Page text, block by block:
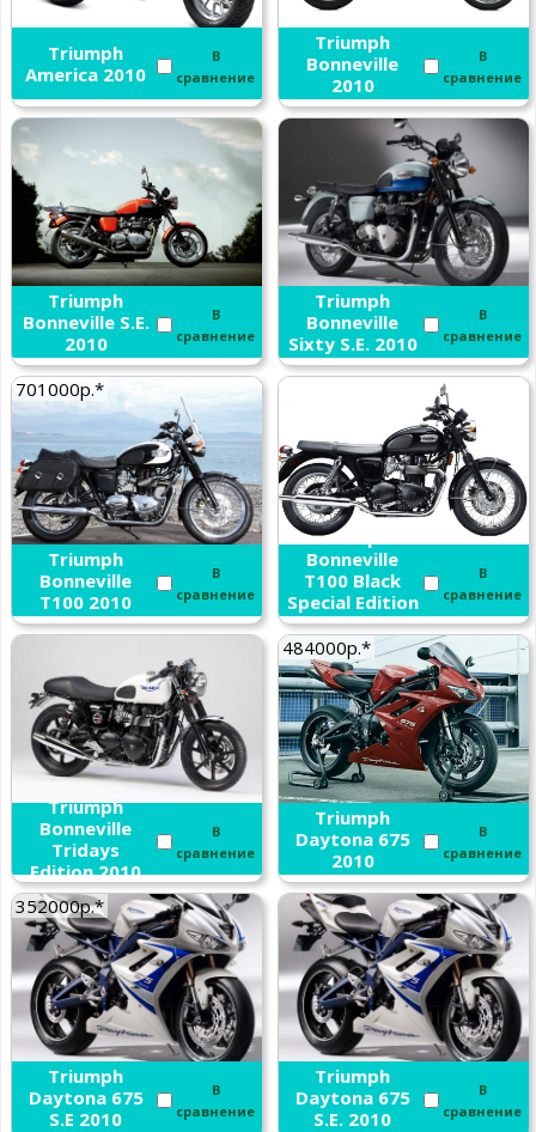
Triumph
America 2010
В
сравнение
Triumph
Bonneville
2010
В
сравнение
Triumph
Bonneville S.E.
2010
В
сравнение
Triumph
Bonneville
Sixty S.E. 2010
В
сравнение
701000р.*
Triumph
Bonneville
T100 2010
В
сравнение
Triumph
Bonneville
T100 Black
Special Edition
2010
В
сравнение
Triumph
Bonneville
Tridays
Edition 2010
В
сравнение
484000р.*
Triumph
Daytona 675
2010
В
сравнение
352000р.*
Triumph
Daytona 675
S.E 2010
В
сравнение
Triumph
Daytona 675
S.E. 2010
В
сравнение